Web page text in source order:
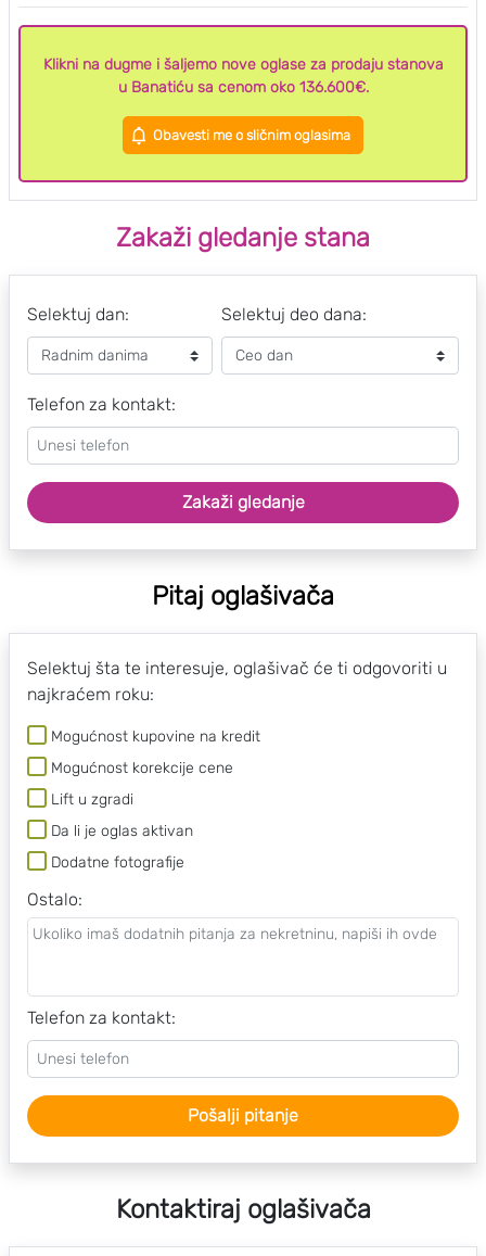
Klikni na dugme i šaljemo nove oglase za prodaju stanova
u Banatiću sa cenom oko 136.600€.
Obavesti me o sličnim oglasima
Zakaži gledanje stana
Selektuj dan: Selektuj deo dana:
Telefon za kontakt:
Zakaži gledanje
Pitaj oglašivača
Selektuj šta te interesuje, oglašivač će ti odgovoriti u
najkraćem roku:
Mogućnost kupovine na kredit
Mogućnost korekcije cene
Lift u zgradi
Da li je oglas aktivan
Dodatne fotografije
Ostalo:
Telefon za kontakt:
Pošalji pitanje
Kontaktiraj oglašivača